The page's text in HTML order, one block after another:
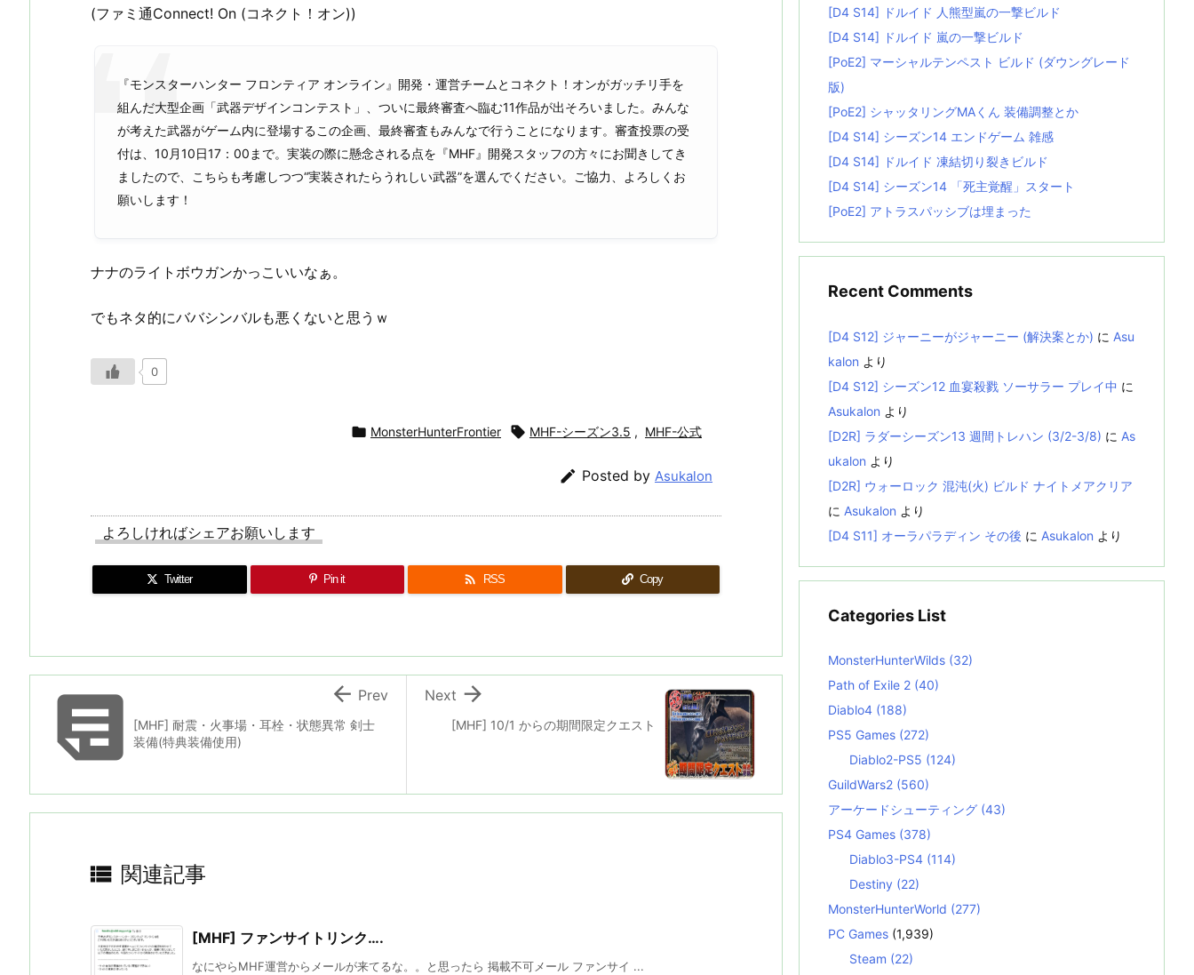
(ファミ通Connect! On (コネクト！オン))
『モンスターハンター フロンティア オンライン』開発・運営チームとコネクト！オンがガッチリ手を
組んだ大型企画「武器デザインコンテスト」、ついに最終審査へ臨む11作品が出そろいました。みんな
が考えた武器がゲーム内に登場するこの企画、最終審査もみんなで行うことになります。審査投票の受
付は、10月10日17：00まで。実装の際に懸念される点を『MHF』開発スタッフの方々にお聞きしてき
ましたので、こちらも考慮しつつ“実装されたらうれしい武器”を選んでください。ご協力、よろしくお
願いします！
ナナのライトボウガンかっこいいなぁ。
でもネタ的にババシンバルも悪くないと思うｗ
0
 MonsterHunterFrontier  MHF-シーズン3.5 , MHF-公式
 Posted by Asukalon
よろしければシェアお願いします
Twitter Pin it  RSS Copy
[MHF] 10/1 からの期間限定クエスト

Next
[MHF] 耐震・火事場・耳栓・状態異常 剣士
装備(特典装備使用)
 Prev
 関連記事
[MHF] ファンサイトリンク….
なにやらMHF運営からメールが来てるな。。と思ったら 掲載不可メール ファンサイ ...
[D4 S14] ドルイド 人熊型嵐の一撃ビルド
[D4 S14] ドルイド 嵐の一撃ビルド
[PoE2] マーシャルテンペスト ビルド (ダウングレード
版)
[PoE2] シャッタリングMAくん 装備調整とか
[D4 S14] シーズン14 エンドゲーム 雑感
[D4 S14] ドルイド 凍結切り裂きビルド
[D4 S14] シーズン14 「死主覚醒」スタート
[PoE2] アトラスパッシブは埋まった
Recent Comments
[D4 S12] ジャーニーがジャーニー (解決案とか) に Asu
kalon より
[D4 S12] シーズン12 血宴殺戮 ソーサラー プレイ中 に
Asukalon より
[D2R] ラダーシーズン13 週間トレハン (3/2-3/8) に As
ukalon より
[D2R] ウォーロック 混沌(火) ビルド ナイトメアクリア
に Asukalon より
[D4 S11] オーラパラディン その後 に Asukalon より
Categories List
MonsterHunterWilds (32)
Path of Exile 2 (40)
Diablo4 (188)
PS5 Games (272)
Diablo2-PS5 (124)
GuildWars2 (560)
アーケードシューティング (43)
PS4 Games (378)
Diablo3-PS4 (114)
Destiny (22)
MonsterHunterWorld (277)
PC Games (1,939)
Steam (22)